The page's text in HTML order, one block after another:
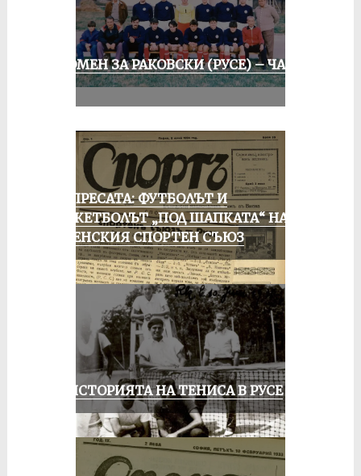
СПОМЕН ЗА РАКОВСКИ (РУСЕ) – ЧАСТ
ОТ ПРЕСАТА: ФУТБОЛЪТ И
БАСКЕТБОЛЪТ „ПОД ШАПКАТА“ НА
РУСЕНСКИЯ СПОРТЕН СЪЮЗ
ЗА ИСТОРИЯТА НА ТЕНИСА В РУСЕ